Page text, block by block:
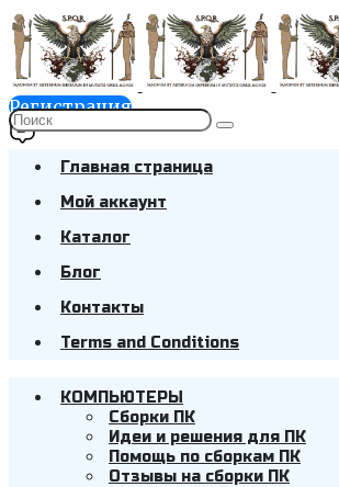
Регистрация
Главная страница
Мой аккаунт
Каталог
Блог
Контакты
Terms and Conditions
КОМПЬЮТЕРЫ
Cборки ПК
Идеи и решения для ПК
Помощь по сборкам ПК
Отзывы на сборки ПК